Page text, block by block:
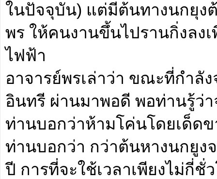
ในปัจจุบัน) แต่มีต้นทางนกยุง
พร ให้คนงานขึ้นไปรานกิ่งลง
ไฟฟ้า
อาจารย์พรเล่าว่า ขณะที่กำลั
อินทรี ผ่านมาพอดี พอท่านรู้ว่
ท่านบอกว่าห้ามโค่นโดยเด็ด
ท่านบอกว่า กว่าต้นหางนกยูง
ปี การที่จะใช้เวลาเพียงไม่กี่ชั่